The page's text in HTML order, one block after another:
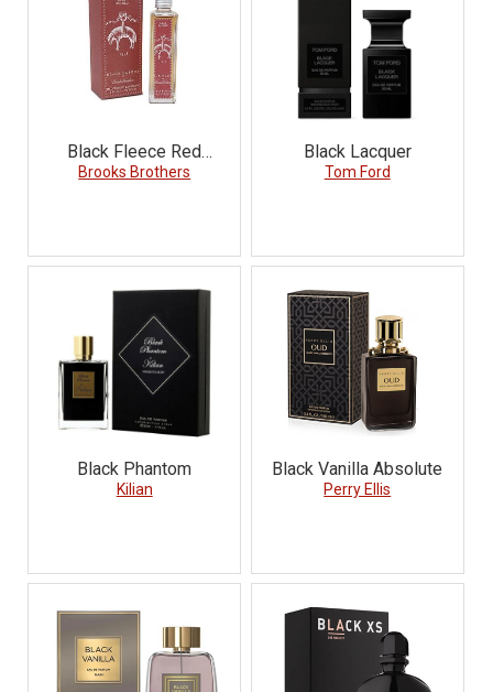
Black Fleece Red
Cologne
Brooks Brothers
Black Lacquer
Tom Ford
Black Phantom
Kilian
Black Vanilla Absolute
Perry Ellis